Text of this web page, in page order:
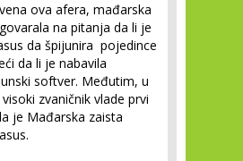
ova afera, mađarska
na pitanja da li je
da špijunira pojedince
da li je nabavila
softver. Međutim, u
zvaničnik vlade prvi
je Mađarska zaista